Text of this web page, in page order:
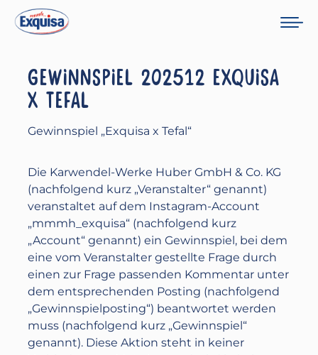
GEWINNSPIEL 202512 EXQUISA
X TEFAL
Gewinnspiel „Exquisa x Tefal“
Die Karwendel-Werke Huber GmbH & Co. KG
(nachfolgend kurz „Veranstalter“ genannt)
veranstaltet auf dem Instagram-Account
„mmmh_exquisa“ (nachfolgend kurz
„Account“ genannt) ein Gewinnspiel, bei dem
eine vom Veranstalter gestellte Frage durch
einen zur Frage passenden Kommentar unter
dem entsprechenden Posting (nachfolgend
„Gewinnspielposting“) beantwortet werden
muss (nachfolgend kurz „Gewinnspiel“
genannt). Diese Aktion steht in keiner